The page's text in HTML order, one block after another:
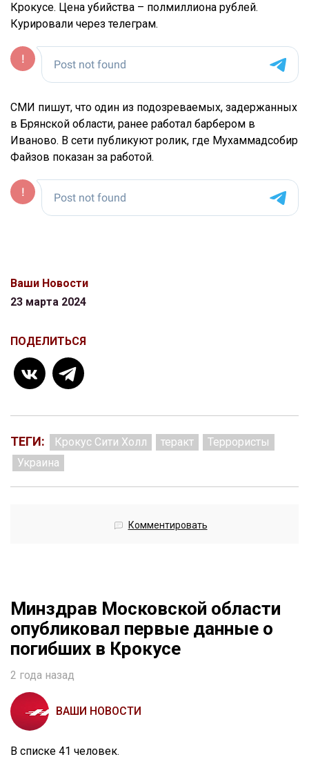
Крокусе. Цена убийства – полмиллиона рублей.
Курировали через телеграм.
СМИ пишут, что один из подозреваемых, задержанных
в Брянской области, ранее работал барбером в
Иваново. В сети публикуют ролик, где Мухаммадсобир
Файзов показан за работой.
Ваши Новости
23 марта 2024
ПОДЕЛИТЬСЯ
ТЕГИ: Крокус Сити Холл теракт
Террористы
Украина
Комментировать
Минздрав Московской области
опубликовал первые данные о
погибших в Крокусе
2 года назад
ВАШИ НОВОСТИ
В списке 41 человек.